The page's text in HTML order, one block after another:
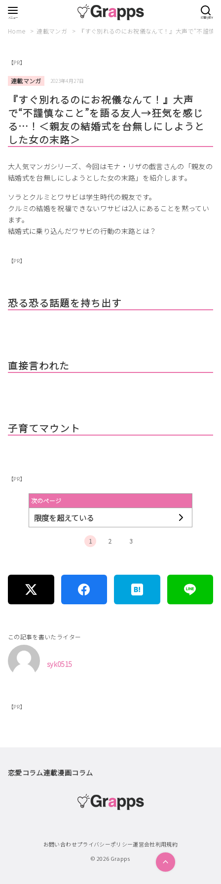
Home 連載マンガ 『すぐ別れるのにお祝儀なんて！』大声で“不謹
【PR】
連載マンガ 2023年4月27日
『すぐ別れるのにお祝儀なんて！』大声
で“不謹慎なこと”を語る友人→狂気を感じ
る…！＜親友の結婚式を台無しにしようと
した女の末路＞
大人気マンガシリーズ、今回はモナ・リザの戯言さんの「親友の
結婚式を台無しにしようとした女の末路」を紹介します。
ソラとクルミとワサビは学生時代の親友です。
クルミの結婚を祝福できないワサビは2人にあることを黙ってい
ます。
結婚式に乗り込んだワサビの行動の末路とは？
【PR】
恐る恐る話題を持ち出す
直接言われた
子育てマウント
【PR】
次のページ
限度を超えている
1 2 3
この記事を書いたライター
syk0515
【PR】
恋愛コラム連載漫画コラム
お問い合わせプライバシーポリシー運営会社利用規約
© 2026 Grapps